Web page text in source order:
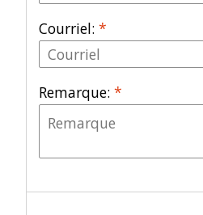
Courriel: *
Remarque: *